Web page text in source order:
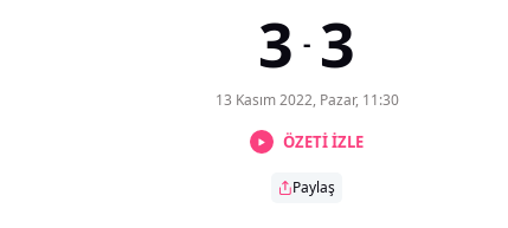
3 - 3
13 Kasım 2022, Pazar, 11:30
ÖZETİ İZLE
Paylaş